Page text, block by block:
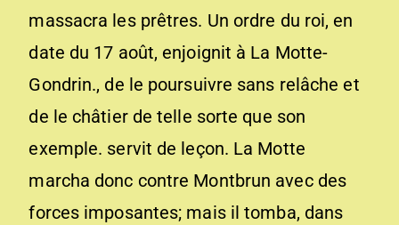
massacra les prêtres. Un ordre du roi, en
date du 17 août, enjoignit à La Motte-
Gondrin., de le poursuivre sans relâche et
de le châtier de telle sorte que son
exemple. servit de leçon. La Motte
marcha donc contre Montbrun avec des
forces imposantes; mais il tomba, dans